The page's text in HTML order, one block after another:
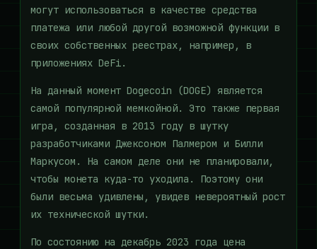
могут использоваться в качестве средства
платежа или любой другой возможной функции в
своих собственных реестрах, например, в
приложениях DeFi.
На данный момент Dogecoin (DOGE) является
самой популярной мемкойной. Это также первая
игра, созданная в 2013 году в шутку
разработчиками Джексоном Палмером и Билли
Маркусом. На самом деле они не планировали,
чтобы монета куда-то уходила. Поэтому они
были весьма удивлены, увидев невероятный рост
их технической шутки.
По состоянию на декабрь 2023 года цена